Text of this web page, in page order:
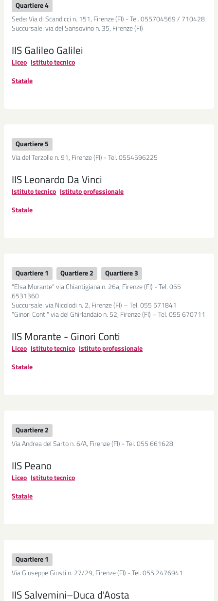
Formativa
-
Centro
Formazione
Professionale
Università
Supporto
allo
studio
Ludoteche
Outdoor
Ragazzi
Laboratorio
per
la
Centri
estivi
Luoghi
d'incontro
per
ragazze
ragazzi
Seguici
su
Facebook
Seguici
su
Twitter
Quartiere 4
Sede: Via di Scandicci n. 151, Firenze (FI) - Tel. 055704569 / 710428
Succursale: via del Sansovino n. 35, Firenze (FI)
IIS Galileo Galilei
Liceo Istituto tecnico
Statale
Quartiere 5
Via del Terzolle n. 91, Firenze (FI) - Tel. 0554596225
IIS Leonardo Da Vinci
Istituto tecnico Istituto professionale
Statale
Quartiere 1 Quartiere 2
Quartiere 3
"Elsa Morante" via Chiantigiana n. 26a, Firenze (FI) - Tel. 055
6531360
Succursale: via Nicolodi n. 2, Firenze (FI) – Tel. 055 571841
"Ginori Conti" via del Ghirlandaio n. 52, Firenze (FI) – Tel. 055 670711
IIS Morante - Ginori Conti
Liceo Istituto tecnico Istituto professionale
Statale
Quartiere 2
Via Andrea del Sarto n. 6/A, Firenze (FI) - Tel. 055 661628
IIS Peano
Liceo Istituto tecnico
Statale
Quartiere 1
Via Giuseppe Giusti n. 27/29, Firenze (FI) - Tel. 055 2476941
IIS Salvemini–Duca d'Aosta